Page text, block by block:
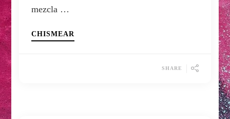
mezcla …
CHISMEAR
SHARE